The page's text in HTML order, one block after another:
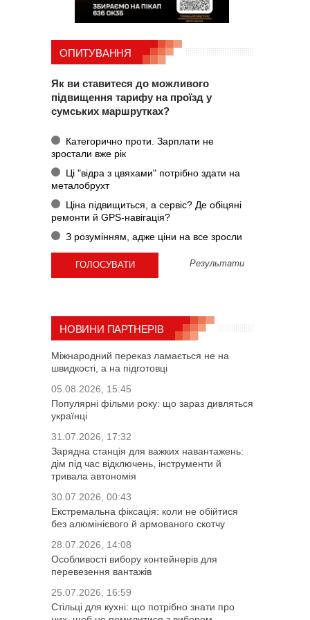
ОПИТУВАННЯ
Як ви ставитеся до можливого
підвищення тарифу на проїзд у
сумських маршрутках?
Категорично проти. Зарплати не
зростали вже рік
Ці "відра з цвяхами" потрібно здати на
металобрухт
Ціна підвищиться, а сервіс? Де обіцяні
ремонти й GPS-навігація?
З розумінням, адже ціни на все зросли
Результати
НОВИНИ ПАРТНЕРІВ
Міжнародний переказ ламається не на
швидкості, а на підготовці
05.08.2026, 15:45
Популярні фільми року: що зараз дивляться
українці
31.07.2026, 17:32
Зарядна станція для важких навантажень:
дім під час відключень, інструменти й
тривала автономія
30.07.2026, 00:43
Екстремальна фіксація: коли не обійтися
без алюмінієвого й армованого скотчу
28.07.2026, 14:08
Особливості вибору контейнерів для
перевезення вантажів
25.07.2026, 16:59
Стільці для кухні: що потрібно знати про